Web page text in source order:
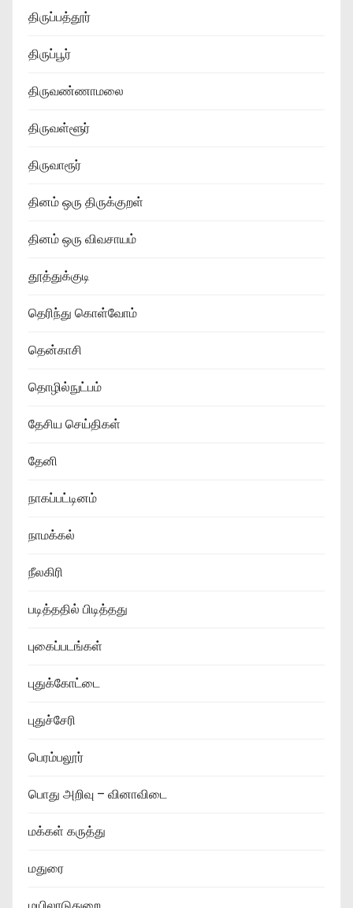
திருப்பத்தூர்
திருப்பூர்
திருவண்ணாமலை
திருவள்ளூர்
திருவாரூர்
தினம் ஒரு திருக்குறள்
தினம் ஒரு விவசாயம்
தூத்துக்குடி
தெரிந்து கொள்வோம்
தென்காசி
தொழில்நுட்பம்
தேசிய செய்திகள்
தேனி
நாகப்பட்டினம்
நாமக்கல்
நீலகிரி
படித்ததில் பிடித்தது
புகைப்படங்கள்
புதுக்கோட்டை
புதுச்சேரி
பெரம்பலூர்
பொது அறிவு – வினாவிடை
மக்கள் கருத்து
மதுரை